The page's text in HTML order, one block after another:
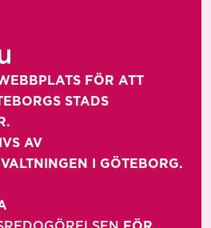
FÖR ATT
STADS
AV
I GÖTEBORG.